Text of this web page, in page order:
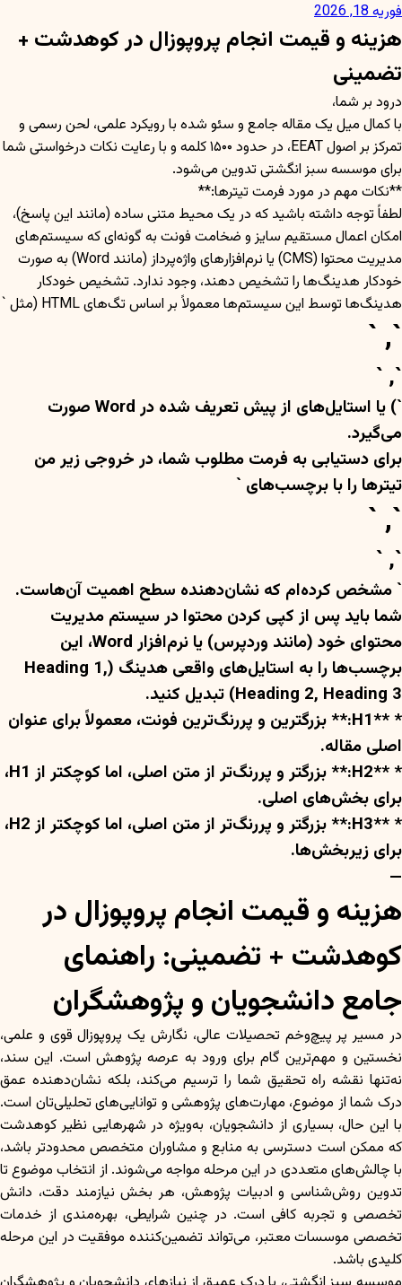
فوریه 18, 2026
هزینه و قیمت انجام پروپوزال در کوهدشت +
تضمینی
درود بر شما،
با کمال میل یک مقاله جامع و سئو شده با رویکرد علمی، لحن رسمی و
تمرکز بر اصول EEAT، در حدود ۱۵۰۰ کلمه و با رعایت نکات درخواستی شما
برای موسسه سبز انگشتی تدوین می‌شود.
**نکات مهم در مورد فرمت تیترها:**
لطفاً توجه داشته باشید که در یک محیط متنی ساده (مانند این پاسخ)،
امکان اعمال مستقیم سایز و ضخامت فونت به گونه‌ای که سیستم‌های
مدیریت محتوا (CMS) یا نرم‌افزارهای واژه‌پرداز (مانند Word) به صورت
خودکار هدینگ‌ها را تشخیص دهند، وجود ندارد. تشخیص خودکار
هدینگ‌ها توسط این سیستم‌ها معمولاً بر اساس تگ‌های HTML (مثل `
`, `
`, `
`) یا استایل‌های از پیش تعریف شده در Word صورت
می‌گیرد.
برای دستیابی به فرمت مطلوب شما، در خروجی زیر من
تیترها را با برچسب‌های `
`, `
`, `
` مشخص کرده‌ام که نشان‌دهنده سطح اهمیت آن‌هاست.
شما باید پس از کپی کردن محتوا در سیستم مدیریت
محتوای خود (مانند وردپرس) یا نرم‌افزار Word، این
برچسب‌ها را به استایل‌های واقعی هدینگ (Heading 1,
Heading 2, Heading 3) تبدیل کنید.
* **H1:** بزرگترین و پررنگ‌ترین فونت، معمولاً برای عنوان
اصلی مقاله.
* **H2:** بزرگتر و پررنگ‌تر از متن اصلی، اما کوچکتر از H1،
برای بخش‌های اصلی.
* **H3:** بزرگتر و پررنگ‌تر از متن اصلی، اما کوچکتر از H2،
برای زیربخش‌ها.
—
هزینه و قیمت انجام پروپوزال در
کوهدشت + تضمینی: راهنمای
جامع دانشجویان و پژوهشگران
در مسیر پر پیچ‌وخم تحصیلات عالی، نگارش یک پروپوزال قوی و علمی،
نخستین و مهم‌ترین گام برای ورود به عرصه پژوهش است. این سند،
نه‌تنها نقشه راه تحقیق شما را ترسیم می‌کند، بلکه نشان‌دهنده عمق
درک شما از موضوع، مهارت‌های پژوهشی و توانایی‌های تحلیلی‌تان است.
با این حال، بسیاری از دانشجویان، به‌ویژه در شهرهایی نظیر کوهدشت
که ممکن است دسترسی به منابع و مشاوران متخصص محدودتر باشد،
با چالش‌های متعددی در این مرحله مواجه می‌شوند. از انتخاب موضوع تا
تدوین روش‌شناسی و ادبیات پژوهش، هر بخش نیازمند دقت، دانش
تخصصی و تجربه کافی است. در چنین شرایطی، بهره‌مندی از خدمات
تخصصی موسسات معتبر، می‌تواند تضمین‌کننده موفقیت در این مرحله
کلیدی باشد.